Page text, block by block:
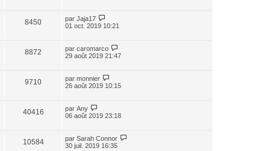
8450 par Jaja17
01 oct. 2019 10:21
8872 par caromarco
29 août 2019 21:47
9710 par monnier
26 août 2019 10:15
40416 par Any
06 août 2019 23:18
10584 par Sarah Connor
30 juil. 2019 16:35